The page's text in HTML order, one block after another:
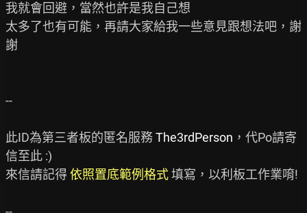
我就會回避，當然也許是我自己想
太多了也有可能，再請大家給我一些意見跟想法吧，謝
謝
--
此ID為第三者板的匿名服務 The3rdPerson ，代Po請寄
信至此 :)
來信請記得 依照置底範例格式 填寫，以利板工作業唷!